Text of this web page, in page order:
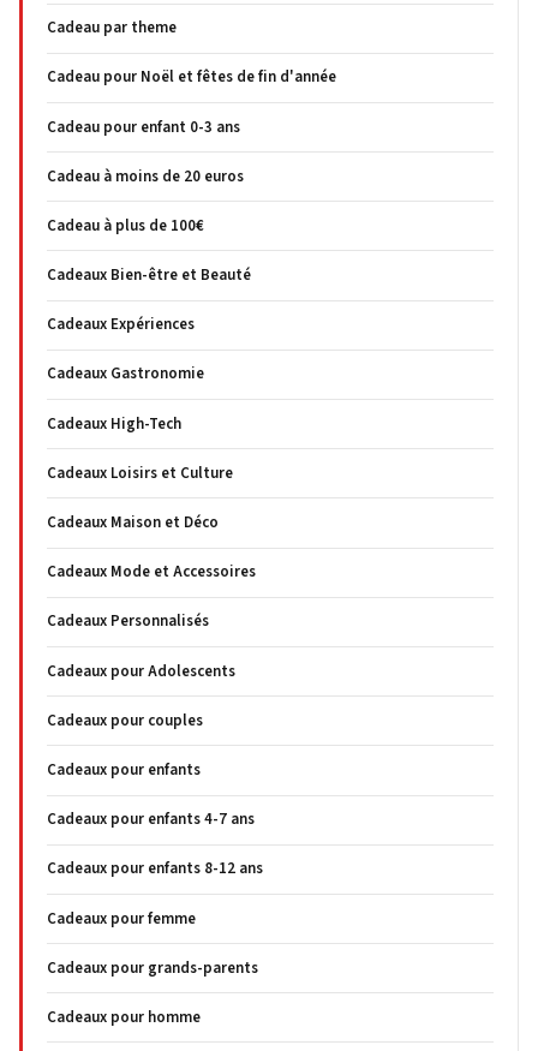
Cadeau par theme
Cadeau pour Noël et fêtes de fin d'année
Cadeau pour enfant 0-3 ans
Cadeau à moins de 20 euros
Cadeau à plus de 100€
Cadeaux Bien-être et Beauté
Cadeaux Expériences
Cadeaux Gastronomie
Cadeaux High-Tech
Cadeaux Loisirs et Culture
Cadeaux Maison et Déco
Cadeaux Mode et Accessoires
Cadeaux Personnalisés
Cadeaux pour Adolescents
Cadeaux pour couples
Cadeaux pour enfants
Cadeaux pour enfants 4-7 ans
Cadeaux pour enfants 8-12 ans
Cadeaux pour femme
Cadeaux pour grands-parents
Cadeaux pour homme